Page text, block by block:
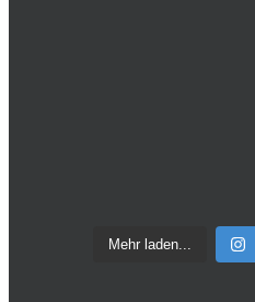
Mehr laden...